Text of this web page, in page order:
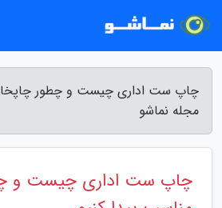
چاپ ست اداری چیست و چطور
مجله نماشو
چاپ ست اداری چیست و